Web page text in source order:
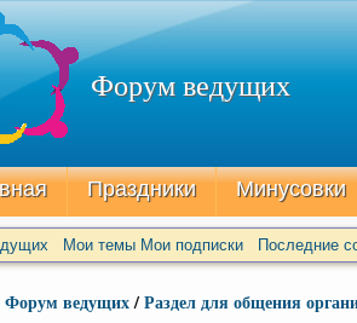
Форум ведущих
Праздники Минусовки
Мои темы Мои подписки Последние
Форум ведущих/Раздел для общения